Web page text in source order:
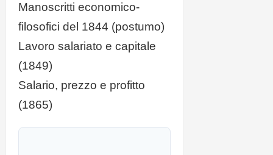
Manoscritti economico-
filosofici del 1844 (postumo)
Lavoro salariato e capitale
(1849)
Salario, prezzo e profitto
(1865)